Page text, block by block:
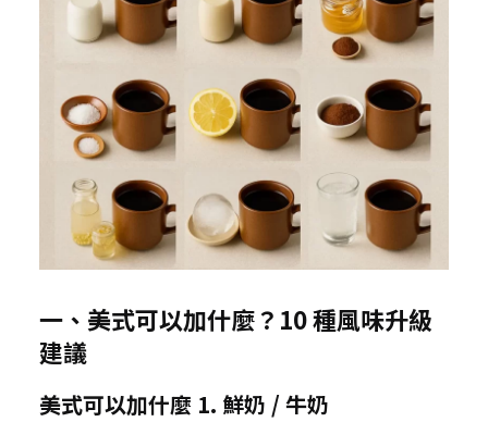
一、美式可以加什麼？10 種風味升級
建議
美式可以加什麼 1. 鮮奶 / 牛奶